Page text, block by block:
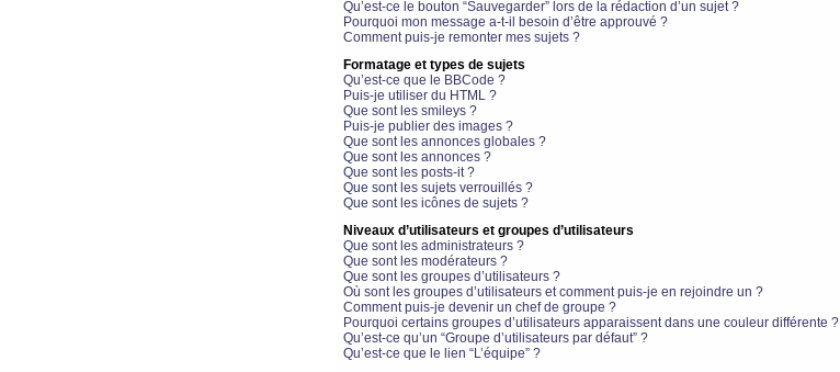
Qu’est-ce le bouton “Sauvegarder” lors de la rédaction d’un sujet ?
Pourquoi mon message a-t-il besoin d’être approuvé ?
Comment puis-je remonter mes sujets ?
Formatage et types de sujets
Qu’est-ce que le BBCode ?
Puis-je utiliser du HTML ?
Que sont les smileys ?
Puis-je publier des images ?
Que sont les annonces globales ?
Que sont les annonces ?
Que sont les posts-it ?
Que sont les sujets verrouillés ?
Que sont les icônes de sujets ?
Niveaux d’utilisateurs et groupes d’utilisateurs
Que sont les administrateurs ?
Que sont les modérateurs ?
Que sont les groupes d’utilisateurs ?
Où sont les groupes d’utilisateurs et comment puis-je en rejoindre un ?
Comment puis-je devenir un chef de groupe ?
Pourquoi certains groupes d’utilisateurs apparaissent dans une couleur différente ?
Qu’est-ce qu’un “Groupe d’utilisateurs par défaut” ?
Qu’est-ce que le lien “L’équipe” ?